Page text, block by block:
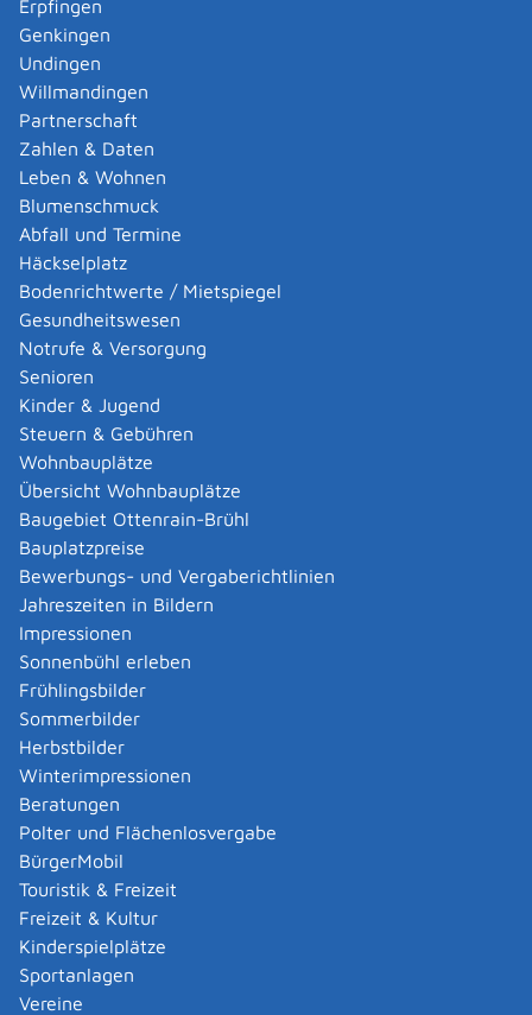
Erpfingen
Genkingen
Undingen
Willmandingen
Partnerschaft
Zahlen & Daten
Leben & Wohnen
Blumenschmuck
Abfall und Termine
Häckselplatz
Bodenrichtwerte / Mietspiegel
Gesundheitswesen
Notrufe & Versorgung
Senioren
Kinder & Jugend
Steuern & Gebühren
Wohnbauplätze
Übersicht Wohnbauplätze
Baugebiet Ottenrain-Brühl
Bauplatzpreise
Bewerbungs- und Vergaberichtlinien
Jahreszeiten in Bildern
Impressionen
Sonnenbühl erleben
Frühlingsbilder
Sommerbilder
Herbstbilder
Winterimpressionen
Beratungen
Polter und Flächenlosvergabe
BürgerMobil
Touristik & Freizeit
Freizeit & Kultur
Kinderspielplätze
Sportanlagen
Vereine
Wohnortgemeinde erfüllt.
Gemeinde Sonnenbühl
Leistungsdetails
Voraussetzungen
Sie haben mehrere Wohnungen im Bundesgebiet.
Verfahrensablauf
Ändern sich Ihre Lebensumstände und eine Ihrer
Nebenwohnungen wird zu Ihrer Hauptwohnung,
müssen Sie dies der Meldebehörde mitteilen, die für die
neue Hauptwohnung zuständig ist.
Hinweis:Auch bei jeder An- und Abmeldung müssen
Sie angeben, welche Wohnungen Sie im Bundesgebiet
haben und welche davon Ihre Hauptwohnung ist. Dies
gilt unabhängig davon, ob Sie Ihre Hauptwohnung
wechseln oder nicht.
Fristen
Sie müssen den Wechsel der Hauptwohnung innerhalb
von zwei Wochen der Meldebehörde mitteilen, die für
die neue Hauptwohnung zuständig ist.
Erforderliche Unterlagen
Personalausweis oder Reisepass
Kosten
Innerhalb der vorgegebenen Frist in der Regel
kostenfrei.
In Abhängigkeit von einer örtlichen Gebührensatzung
kann im Einzelfall allerdings eine Bearbeitungsgebühr
erhoben werden.